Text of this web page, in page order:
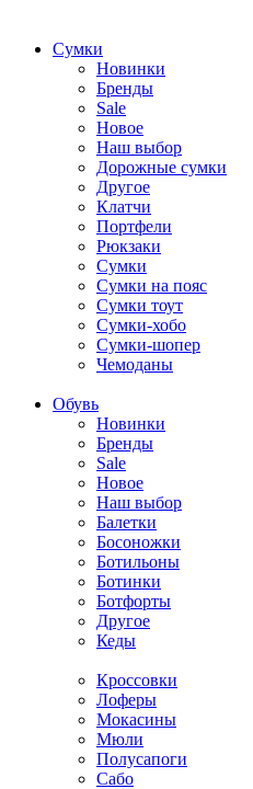
Cумки
Новинки
Бренды
Sale
Новое
Наш выбор
Дорожные сумки
Другое
Клатчи
Портфели
Рюкзаки
Сумки
Сумки на пояс
Сумки тоут
Сумки-хобо
Сумки-шопер
Чемоданы
Обувь
Новинки
Бренды
Sale
Новое
Наш выбор
Балетки
Босоножки
Ботильоны
Ботинки
Ботфорты
Другое
Кеды
Кроссовки
Лоферы
Мокасины
Мюли
Полусапоги
Сабо